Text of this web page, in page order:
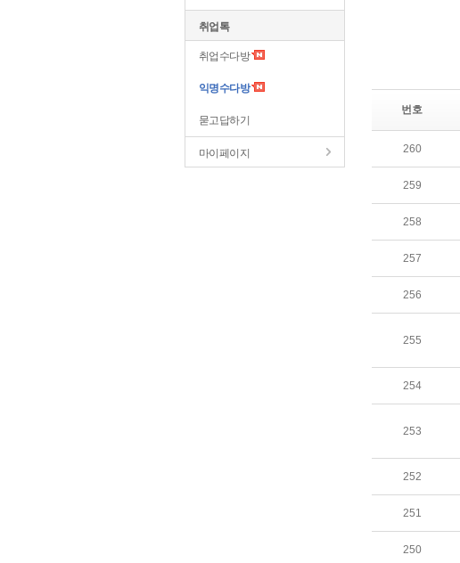
취업톡
취업수다방
익명수다방
묻고답하기
마이페이지
번호
260
259
258
257
256
255
254
253
252
251
250